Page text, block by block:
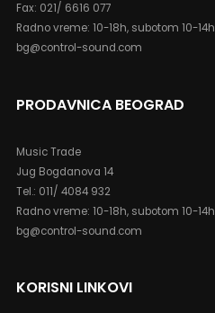
Fax: 021/ 6616 077
Radno vreme: 10-18h, subotom 10-14h
bg@control-sound.com
PRODAVNICA BEOGRAD
Music Trade
Jug Bogdanova 14
Tel.: 011/ 4084 932
Radno vreme: 10-18h, subotom 10-14h
bg@control-sound.com
KORISNI LINKOVI